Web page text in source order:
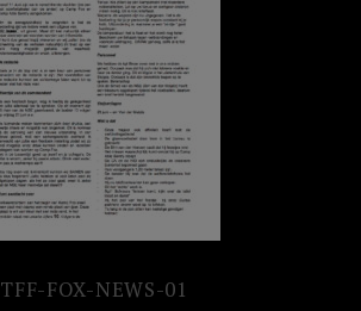
TFF-FOX-NEWS-01